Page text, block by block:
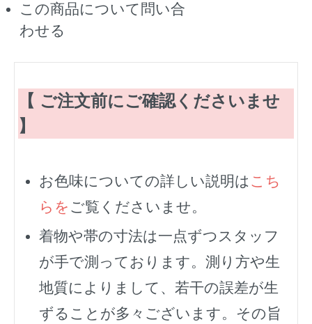
この商品について問い合
わせる
【 ご注文前にご確認くださいませ
】
お色味についての詳しい説明は こち
らを ご覧くださいませ。
着物や帯の寸法は一点ずつスタッフ
が手で測っております。測り方や生
地質によりまして、若干の誤差が生
ずることが多々ございます。その旨